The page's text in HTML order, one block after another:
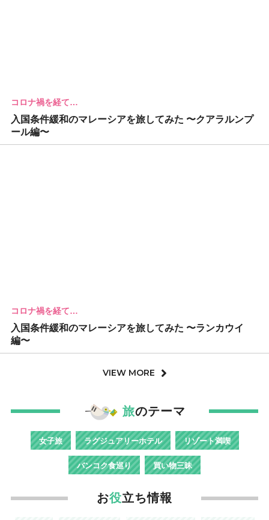
コロナ禍を経て…
入国条件緩和のマレーシアを旅してみた 〜クアラルンプ
ール編〜
コロナ禍を経て…
入国条件緩和のマレーシアを旅してみた 〜ランカウイ
編〜
VIEW MORE
旅のテーマ
女子旅 ラグジュアリーホテル リゾート満喫
バンコク食巡り 買い物三昧
お役立ち情報